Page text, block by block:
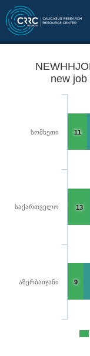
new
11
13
9
სომხეთი
საქართველო
აზერბაიჯანი